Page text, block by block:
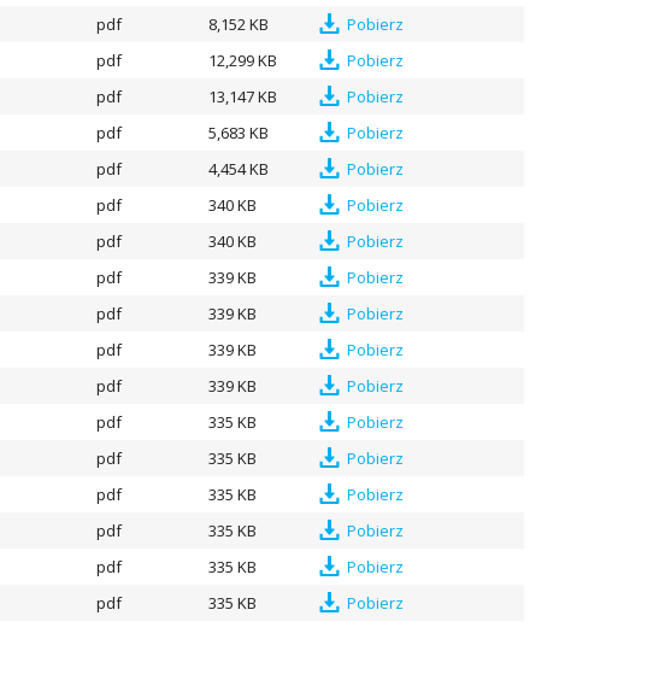
pdf 8,152 KB
Pobierz
pdf 12,299 KB
Pobierz
pdf 13,147 KB
Pobierz
pdf 5,683 KB
Pobierz
pdf 4,454 KB
Pobierz
pdf 340 KB
Pobierz
pdf 340 KB
Pobierz
pdf 339 KB
Pobierz
pdf 339 KB
Pobierz
pdf 339 KB
Pobierz
pdf 339 KB
Pobierz
pdf 335 KB
Pobierz
pdf 335 KB
Pobierz
pdf 335 KB
Pobierz
pdf 335 KB
Pobierz
pdf 335 KB
Pobierz
pdf 335 KB Pobierz